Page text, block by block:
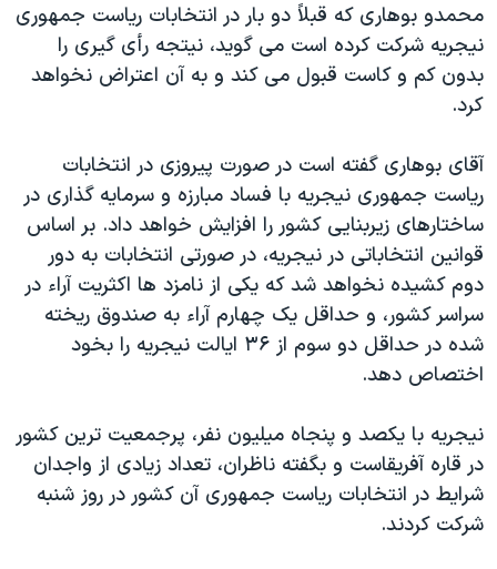
محمدو بوهاری که قبلاً دو بار در انتخابات ریاست جمهوری
نیجریه شرکت کرده است می گوید، نیتجه رأی گیری را
بدون کم و کاست قبول می کند و به آن اعتراض نخواهد
کرد.
آقای بوهاری گفته است در صورت پیروزی در انتخابات
ریاست جمهوری نیجریه با فساد مبارزه و سرمایه گذاری در
ساختارهای زیربنايی کشور را افزایش خواهد داد. بر اساس
قوانین انتخاباتی در نیجریه، در صورتی انتخابات به دور
دوم کشیده نخواهد شد که یکی از نامزد ها اکثریت آراء در
سراسر کشور، و حداقل یک چهارم آراء به صندوق ریخته
شده در حداقل دو سوم از ۳۶ ایالت نیجریه را بخود
اختصاص دهد.
نیجریه با یکصد و پنجاه میلیون نفر، پرجمعیت ترین کشور
در قاره آفریقاست و بگفته ناظران، تعداد زیادی از واجدان
شرایط در انتخابات ریاست جمهوری آن کشور در روز شنبه
شرکت کردند.